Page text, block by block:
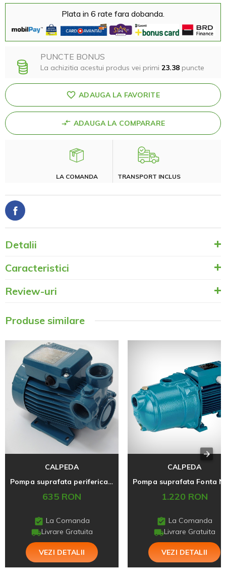
Plata in 6 rate fara dobanda.
PUNCTE BONUS
La achizitia acestui produs vei primi 23.38 puncte
ADAUGA LA FAVORITE
ADAUGA LA COMPARARE
LA COMANDA TRANSPORT INCLUS
Detalii
Caracteristici
Review-uri
Produse similare
CALPEDA
Pompa suprafata periferica CTM61
635 RON
La Comanda
Livrare Gratuita
VEZI DETALII
CALPEDA
1.220 RON
La Comanda
Livrare Gratuita
VEZI DETALII